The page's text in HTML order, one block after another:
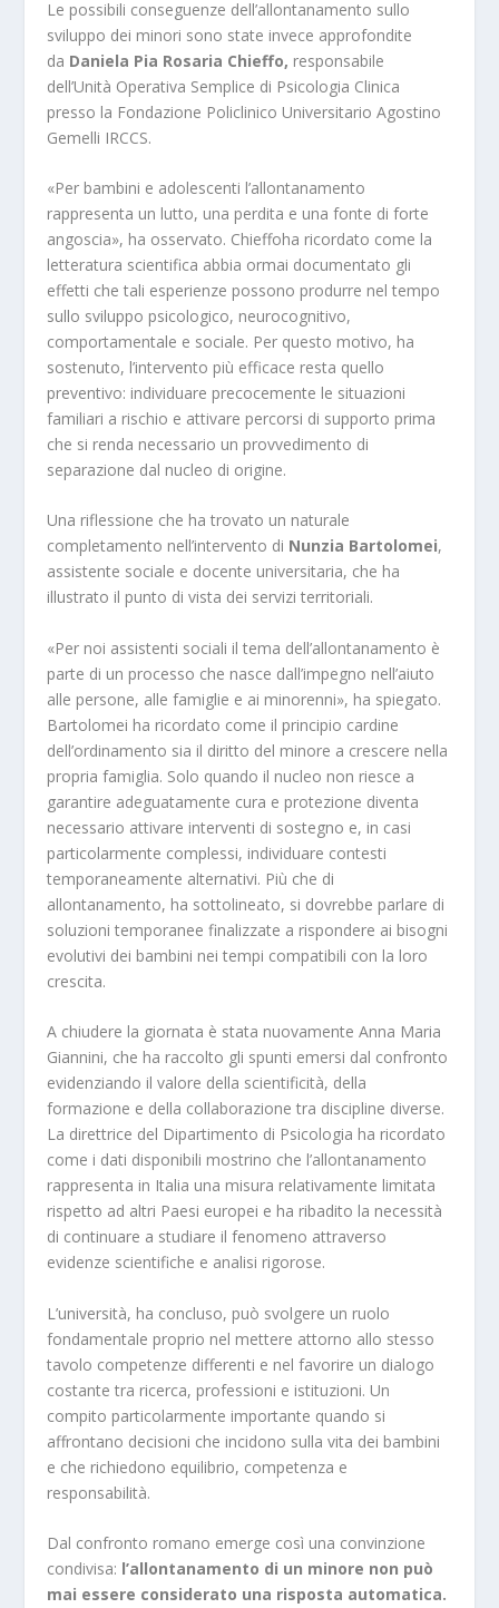
Le possibili conseguenze dell’allontanamento sullo
sviluppo dei minori sono state invece approfondite
da Daniela Pia Rosaria Chieffo, responsabile
dell’Unità Operativa Semplice di Psicologia Clinica
presso la Fondazione Policlinico Universitario Agostino
Gemelli IRCCS.
«Per bambini e adolescenti l’allontanamento
rappresenta un lutto, una perdita e una fonte di forte
angoscia», ha osservato. Chieffoha ricordato come la
letteratura scientifica abbia ormai documentato gli
effetti che tali esperienze possono produrre nel tempo
sullo sviluppo psicologico, neurocognitivo,
comportamentale e sociale. Per questo motivo, ha
sostenuto, l’intervento più efficace resta quello
preventivo: individuare precocemente le situazioni
familiari a rischio e attivare percorsi di supporto prima
che si renda necessario un provvedimento di
separazione dal nucleo di origine.
Una riflessione che ha trovato un naturale
completamento nell’intervento di Nunzia Bartolomei,
assistente sociale e docente universitaria, che ha
illustrato il punto di vista dei servizi territoriali.
«Per noi assistenti sociali il tema dell’allontanamento è
parte di un processo che nasce dall’impegno nell’aiuto
alle persone, alle famiglie e ai minorenni», ha spiegato.
Bartolomei ha ricordato come il principio cardine
dell’ordinamento sia il diritto del minore a crescere nella
propria famiglia. Solo quando il nucleo non riesce a
garantire adeguatamente cura e protezione diventa
necessario attivare interventi di sostegno e, in casi
particolarmente complessi, individuare contesti
temporaneamente alternativi. Più che di
allontanamento, ha sottolineato, si dovrebbe parlare di
soluzioni temporanee finalizzate a rispondere ai bisogni
evolutivi dei bambini nei tempi compatibili con la loro
crescita.
A chiudere la giornata è stata nuovamente Anna Maria
Giannini, che ha raccolto gli spunti emersi dal confronto
evidenziando il valore della scientificità, della
formazione e della collaborazione tra discipline diverse.
La direttrice del Dipartimento di Psicologia ha ricordato
come i dati disponibili mostrino che l’allontanamento
rappresenta in Italia una misura relativamente limitata
rispetto ad altri Paesi europei e ha ribadito la necessità
di continuare a studiare il fenomeno attraverso
evidenze scientifiche e analisi rigorose.
L’università, ha concluso, può svolgere un ruolo
fondamentale proprio nel mettere attorno allo stesso
tavolo competenze differenti e nel favorire un dialogo
costante tra ricerca, professioni e istituzioni. Un
compito particolarmente importante quando si
affrontano decisioni che incidono sulla vita dei bambini
e che richiedono equilibrio, competenza e
responsabilità.
Dal confronto romano emerge così una convinzione
condivisa: l’allontanamento di un minore non può
mai essere considerato una risposta automatica.